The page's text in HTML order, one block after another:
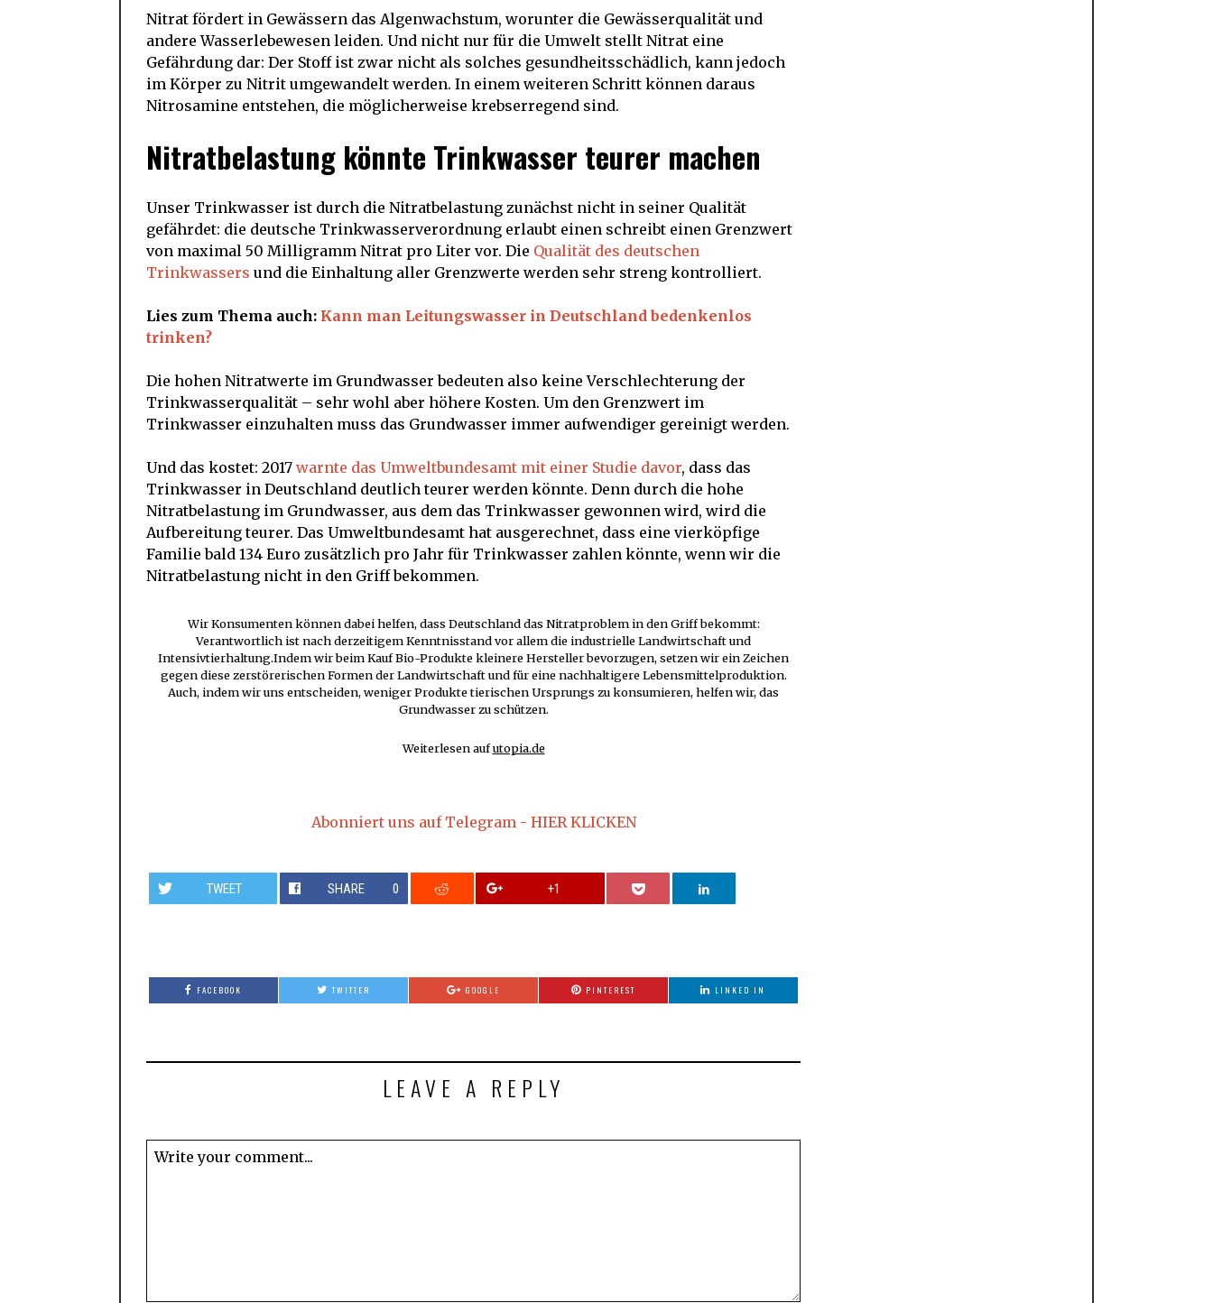
Nitrat fördert in Gewässern das Algenwachstum, worunter die Gewässerqualität und
andere Wasserlebewesen leiden. Und nicht nur für die Umwelt stellt Nitrat eine
Gefährdung dar: Der Stoff ist zwar nicht als solches gesundheitsschädlich, kann jedoch
im Körper zu Nitrit umgewandelt werden. In einem weiteren Schritt können daraus
Nitrosamine entstehen, die möglicherweise krebserregend sind.
Nitratbelastung könnte Trinkwasser teurer machen
Unser Trinkwasser ist durch die Nitratbelastung zunächst nicht in seiner Qualität
gefährdet: die deutsche Trinkwasserverordnung erlaubt einen schreibt einen Grenzwert
von maximal 50 Milligramm Nitrat pro Liter vor. Die Qualität des deutschen
Trinkwassers und die Einhaltung aller Grenzwerte werden sehr streng kontrolliert.
Lies zum Thema auch: Kann man Leitungswasser in Deutschland bedenkenlos
trinken?
Die hohen Nitratwerte im Grundwasser bedeuten also keine Verschlechterung der
Trinkwasserqualität – sehr wohl aber höhere Kosten. Um den Grenzwert im
Trinkwasser einzuhalten muss das Grundwasser immer aufwendiger gereinigt werden.
Und das kostet: 2017 warnte das Umweltbundesamt mit einer Studie davor, dass das
Trinkwasser in Deutschland deutlich teurer werden könnte. Denn durch die hohe
Nitratbelastung im Grundwasser, aus dem das Trinkwasser gewonnen wird, wird die
Aufbereitung teurer. Das Umweltbundesamt hat ausgerechnet, dass eine vierköpfige
Familie bald 134 Euro zusätzlich pro Jahr für Trinkwasser zahlen könnte, wenn wir die
Nitratbelastung nicht in den Griff bekommen.
Wir Konsumenten können dabei helfen, dass Deutschland das Nitratproblem in den Griff bekommt:
Verantwortlich ist nach derzeitigem Kenntnisstand vor allem die industrielle Landwirtschaft und
Intensivtierhaltung.Indem wir beim Kauf Bio-Produkte kleinere Hersteller bevorzugen, setzen wir ein Zeichen
gegen diese zerstörerischen Formen der Landwirtschaft und für eine nachhaltigere Lebensmittelproduktion.
Auch, indem wir uns entscheiden, weniger Produkte tierischen Ursprungs zu konsumieren, helfen wir, das
Grundwasser zu schützen.
Weiterlesen aufutopia.de
Abonniert uns auf Telegram - HIER KLICKEN
TWEET SHARE 0 +1
FACEBOOK TWITTER GOOGLE PINTEREST LINKED IN
LEAVE A REPLY